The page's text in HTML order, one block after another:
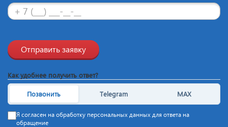
Отправить заявку
Как удобнее получить ответ?
Позвонить Telegram MAX
Я согласен на обработку персональных данных для ответа на
обращение